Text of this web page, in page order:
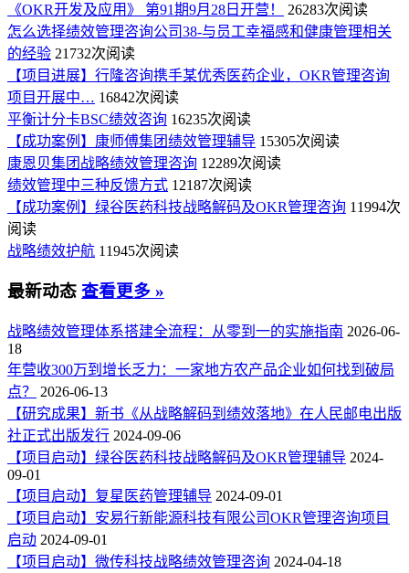
《OKR开发及应用》 第91期9月28日开营！
26283次阅读
怎么选择绩效管理咨询公司38-与员工幸福感和健康管理相关
的经验 21732次阅读
【项目进展】行隆咨询携手某优秀医药企业，OKR管理咨询
项目开展中… 16842次阅读
平衡计分卡BSC绩效咨询 16235次阅读
【成功案例】康师傅集团绩效管理辅导 15305次阅读
康恩贝集团战略绩效管理咨询 12289次阅读
绩效管理中三种反馈方式 12187次阅读
【成功案例】绿谷医药科技战略解码及OKR管理咨询 11994次
阅读
战略绩效护航 11945次阅读
最新动态 查看更多 »
战略绩效管理体系搭建全流程：从零到一的实施指南 2026-06-
18
年营收300万到增长乏力：一家地方农产品企业如何找到破局
点？
2026-06-13
【研究成果】新书《从战略解码到绩效落地》在人民邮电出版
社正式出版发行 2024-09-06
【项目启动】绿谷医药科技战略解码及OKR管理辅导 2024-
09-01
【项目启动】复星医药管理辅导 2024-09-01
【项目启动】安易行新能源科技有限公司OKR管理咨询项目
启动 2024-09-01
【项目启动】微传科技战略绩效管理咨询 2024-04-18